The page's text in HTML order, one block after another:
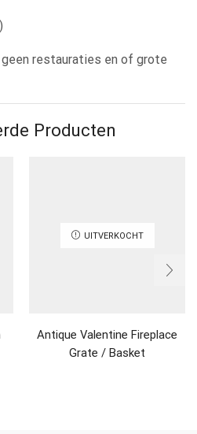
restauraties en of grote
Producten
UITVERKOCHT
Antique Valentine Fireplace
Grate / Basket